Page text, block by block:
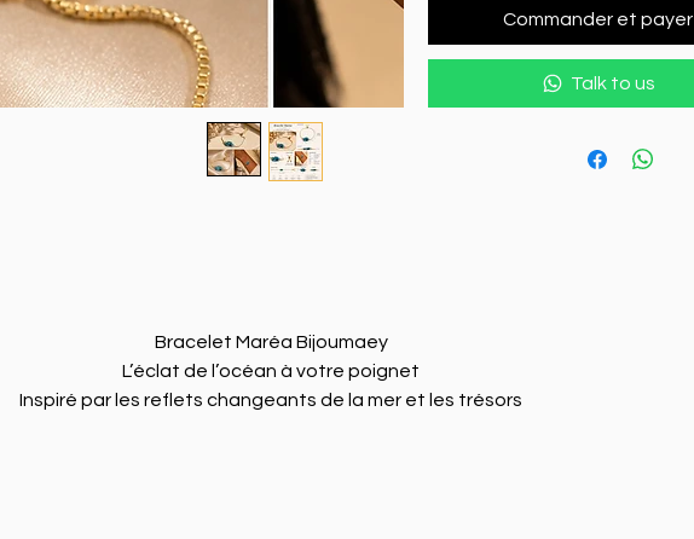
Commander et payer
Talk to us
Bracelet Maréa Bijoumaey
L’éclat de l’océan à votre poignet
Inspiré par les reflets changeants de la mer et les trésors